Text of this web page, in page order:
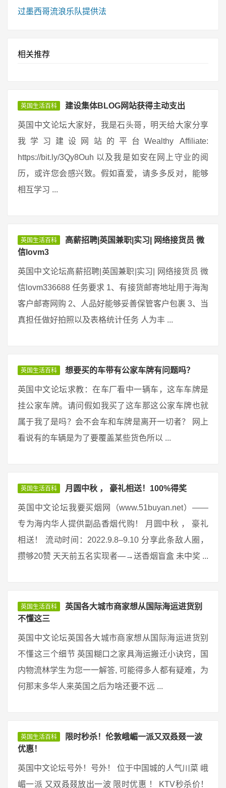
过墨西哥流浪乐队提供法
相关推荐
英国生活百科 建设集体BLOG网站获得主动支出
英国中文论坛大家好，我是石头哥，明天给大家分享
我学习建设网站的平台Wealthy Affiliate:
https://bit.ly/3Qy8Ouh 以及我是如安在网上守业的阅
历，或许您会感兴致。假如喜爱，请多多反对，能够
相互学习 ...
英国生活百科
高薪招聘|英国兼职|实习| 网络接货员 微
信lovm3
英国中文论坛高薪招聘|英国兼职|实习| 网络接货员 微
信lovm336688 任务要求 1、有接货邮寄地址用于海淘
客户邮寄网购 2、人品好能够妥善保管客户包裹 3、当
真担任做好拍照以及表格统计任务 人为丰 ...
英国生活百科 想要买的车带有公家车牌有问题吗？
英国中文论坛求教：在车厂看中一辆车，这车车牌是
挂公家车牌。请问假如我买了这车那这公家车牌也就
属于我了是吗？会不会车和车牌是离开一切者？ 网上
看说有的车辆是为了要覆盖某些货色所以 ...
英国生活百科 月圆中秋 ， 豪礼相送！100%得奖
英国中文论坛我要买烟网（www.51buyan.net）——
专为海内华人提供副品香烟代购！ 月圆中秋 ， 豪礼
相送！ 流动时间：2022.9.8–9.10 分享此条敌人圈，
攒够20赞 天天前五名实现者—→送香烟盲盒 未中奖 ...
英国生活百科
英国各大城市商家想从国际海运进货别
不懂这三
英国中文论坛英国各大城市商家想从国际海运进货别
不懂这三个细节 英国糊口之家具海运搬迁小诀窍，国
内物流林学生为您一一解答, 可能得多人都有疑难，为
何那末多华人来英国之后为啥还要不远 ...
英国生活百科
限时秒杀！伦敦峨嵋一派又双叒叕一波
优惠！
英国中文论坛号外！号外！ 位于中国城的人气川菜 峨
嵋一派 又双叒叕放出一波 限时优惠 ！ KTV秒杀价！